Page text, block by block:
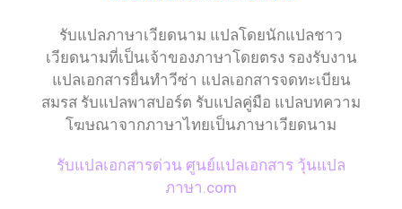
รับแปลภาษาเวียดนาม แปลโดยนักแปลชาว
เวียดนามที่เป็นเจ้าของภาษาโดยตรง รองรับงาน
แปลเอกสารยื่นทำวีซ่า แปลเอกสารจดทะเบียน
สมรส รับแปลพาสปอร์ต รับแปลคู่มือ แปลบทความ
โฆษณาจากภาษาไทยเป็นภาษาเวียดนาม
รับแปลเอกสารด่วน ศูนย์แปลเอกสาร วุ้นแปล
ภาษา.com